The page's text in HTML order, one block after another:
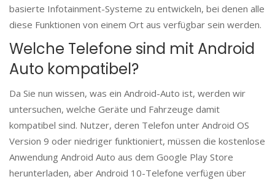
basierte Infotainment-Systeme zu entwickeln, bei denen alle
diese Funktionen von einem Ort aus verfügbar sein werden.
Welche Telefone sind mit Android
Auto kompatibel?
Da Sie nun wissen, was ein Android-Auto ist, werden wir
untersuchen, welche Geräte und Fahrzeuge damit
kompatibel sind. Nutzer, deren Telefon unter Android OS
Version 9 oder niedriger funktioniert, müssen die kostenlose
Anwendung Android Auto aus dem Google Play Store
herunterladen, aber Android 10-Telefone verfügen über